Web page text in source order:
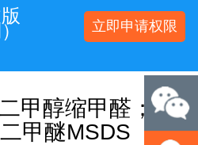
立即申请权限
甲醇缩甲醛；甲缩
甲醚MSDS